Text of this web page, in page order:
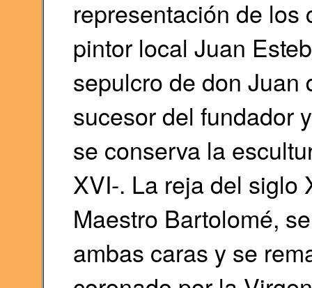
representación de los
pintor local Juan
sepulcro de don Juan
sucesor del fundador
se conserva la
XVI-. La reja del siglo
Maestro Bartolomé,
ambas caras y se